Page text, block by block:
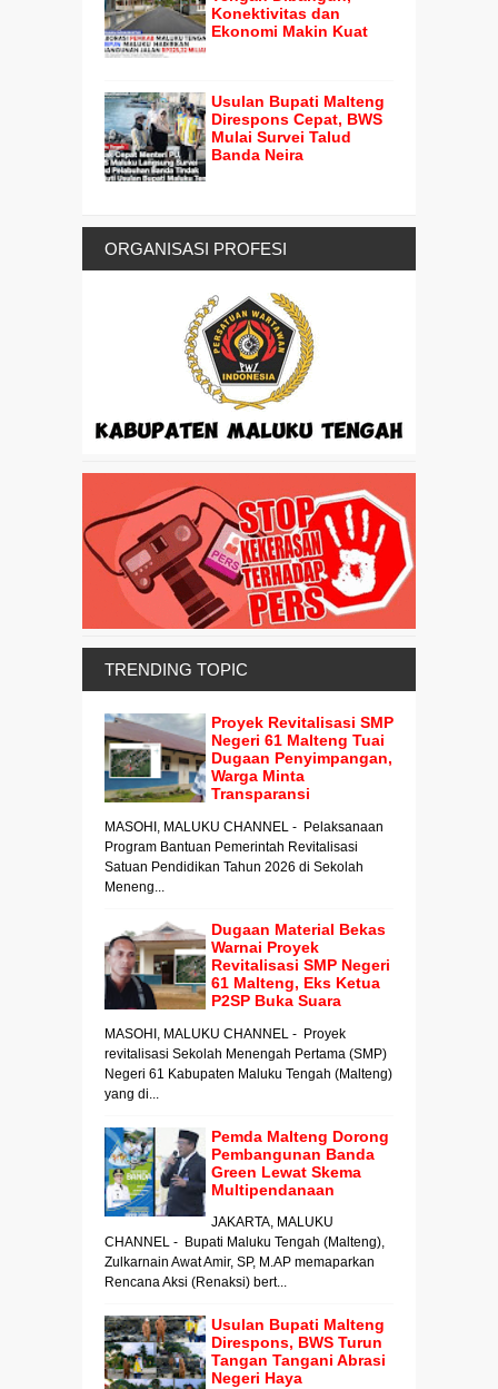
Konektivitas dan
Ekonomi Makin Kuat
Usulan Bupati Malteng
Direspons Cepat, BWS
Mulai Survei Talud
Banda Neira
ORGANISASI PROFESI
TRENDING TOPIC
Proyek Revitalisasi SMP
Negeri 61 Malteng Tuai
Dugaan Penyimpangan,
Warga Minta
Transparansi
MASOHI, MALUKU CHANNEL - Pelaksanaan
Program Bantuan Pemerintah Revitalisasi
Satuan Pendidikan Tahun 2026 di Sekolah
Meneng...
Dugaan Material Bekas
Warnai Proyek
Revitalisasi SMP Negeri
61 Malteng, Eks Ketua
P2SP Buka Suara
MASOHI, MALUKU CHANNEL - Proyek
revitalisasi Sekolah Menengah Pertama (SMP)
Negeri 61 Kabupaten Maluku Tengah (Malteng)
yang di...
Pemda Malteng Dorong
Pembangunan Banda
Green Lewat Skema
Multipendanaan
JAKARTA, MALUKU
CHANNEL - Bupati Maluku Tengah (Malteng),
Zulkarnain Awat Amir, SP, M.AP memaparkan
Rencana Aksi (Renaksi) bert...
Usulan Bupati Malteng
Direspons, BWS Turun
Tangan Tangani Abrasi
Negeri Haya